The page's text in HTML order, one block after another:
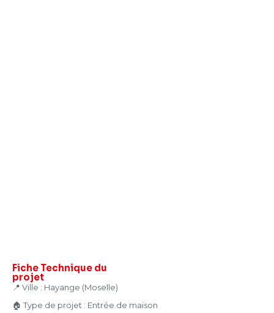
Fiche Technique du
projet
📍 Ville : Hayange (Moselle)
🏠 Type de projet : Entrée de maison